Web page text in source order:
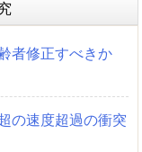
者修正すべきか
の速度超過の衝突